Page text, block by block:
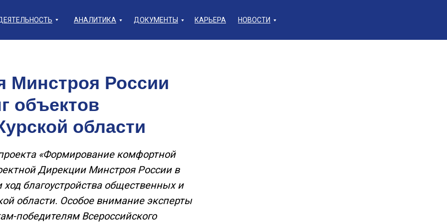
АНАЛИТИКА ДОКУМЕНТЫ КАРЬЕРА НОВОСТИ
Минстроя России
объектов
области
«Формирование комфортной
Дирекции Минстроя России в
благоустройства общественных и
области. Особое внимание эксперты
победителям Всероссийского